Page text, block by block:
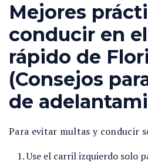
Mejores
conducir en
rápido de
(Consejos
de
Para evitar multas y conducir
Use el carril izquierdo solo